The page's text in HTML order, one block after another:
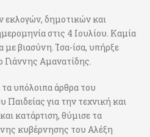
εκλογών, δημοτικών και
στις 4 Ιουλίου. Καμία
με βιασύνη. Ίσα-ίσα, υπήρξε
Γιάννης Αμανατίδης.
υπόλοιπα άρθρα του
Παιδείας για την τεχνική και
κατάρτιση, θύμισε τα
κυβέρνησης του Αλέξη